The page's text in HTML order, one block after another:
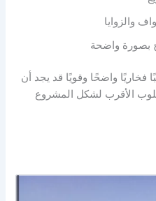
والزوايا
بصورة واضحة
فخاريًا واضحًا وقويًا قد يجد أن
الأقرب لشكل المشروع